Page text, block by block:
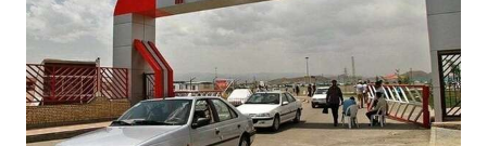
بازار
و
تجارت
کشاورزی